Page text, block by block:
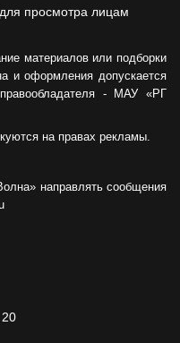
просмотра лицам
материалов или подборки
и оформления допускается
- МАУ «РГ
на правах рекламы.
направлять сообщения